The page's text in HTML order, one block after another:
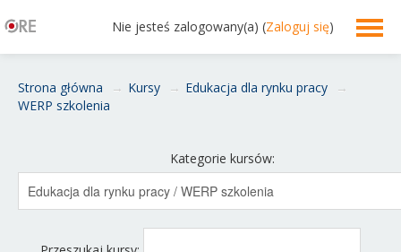
Nie jesteś zalogowany(a) (Zaloguj się)
Strona główna → Kursy → Edukacja dla rynku pracy
→
WERP szkolenia
Kategorie kursów: